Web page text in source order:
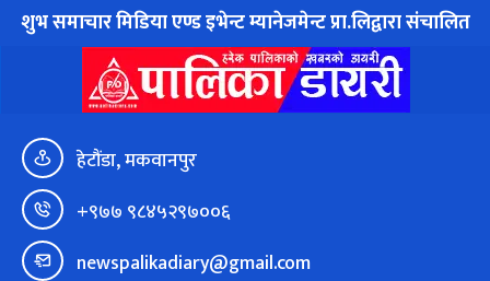
शुभ समाचार मिडिया एण्ड इभेन्ट म्यानेजमेन्ट प्रा.लिद्वारा संचालित
हेटौंडा, मकवानपुर
+९७७ ९८४५२९७००६
newspalikadiary@gmail.com